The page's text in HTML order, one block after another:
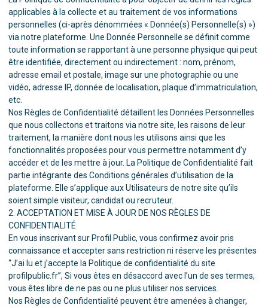
applicables à la collecte et au traitement de vos informations
personnelles (ci-après dénommées « Donnée(s) Personnelle(s) »)
via notre plateforme. Une Donnée Personnelle se définit comme
toute information se rapportant à une personne physique qui peut
être identifiée, directement ou indirectement : nom, prénom,
adresse email et postale, image sur une photographie ou une
vidéo, adresse IP, donnée de localisation, plaque d’immatriculation,
etc.
Nos Règles de Confidentialité détaillent les Données Personnelles
que nous collectons et traitons via notre site, les raisons de leur
traitement, la manière dont nous les utilisons ainsi que les
fonctionnalités proposées pour vous permettre notamment d’y
accéder et de les mettre à jour. La Politique de Confidentialité fait
partie intégrante des Conditions générales d’utilisation de la
plateforme. Elle s’applique aux Utilisateurs de notre site qu’ils
soient simple visiteur, candidat ou recruteur.
2. ACCEPTATION ET MISE À JOUR DE NOS RÈGLES DE
CONFIDENTIALITÉ
En vous inscrivant sur Profil Public, vous confirmez avoir pris
connaissance et accepter sans restriction ni réserve les présentes
“J’ai lu et j’accepte la Politique de confidentialité du site
profilpublic.fr”, Si vous êtes en désaccord avec l’un de ses termes,
vous êtes libre de ne pas ou ne plus utiliser nos services.
Nos Règles de Confidentialité peuvent être amenées à changer,